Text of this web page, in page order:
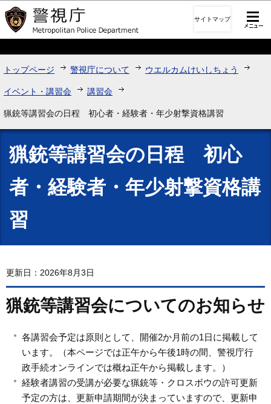
このページの本文へ移動
サイトマップ
トップページ 警視庁について ウエルカムけいしちょう
イベント・講習会 講習会
猟銃等講習会の日程 初心者・経験者・年少射撃資格講習
猟銃等講習会の日程 初心
者・経験者・年少射撃資格講
習
更新日：2026年8月3日
猟銃等講習会についてのお知らせ
各講習会予定は原則として、開催2か月前の1日に掲載して
います。（本ページでは正午から午後1時の間、警視庁行
政手続オンラインでは概ね正午から掲載します。）
経験者講習の受講が必要な猟銃等・クロスボウの許可更新
予定の方は、更新申請期間が決まっていますので、更新申